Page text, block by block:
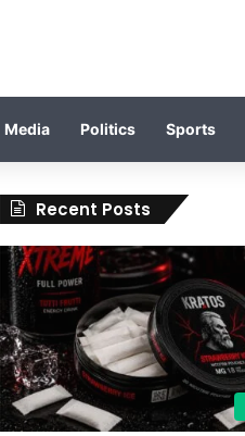
Media Politics Sports
Recent Posts